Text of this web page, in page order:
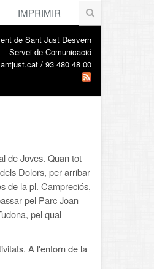
IMPRIMIR
de Sant Just Desvern
Servei de Comunicació
/ 93 480 48 00
de Joves. Quan tot
Dolors, per arribar
de la pl. Campreciós,
pel Parc Joan
pel qual
A l'entorn de la